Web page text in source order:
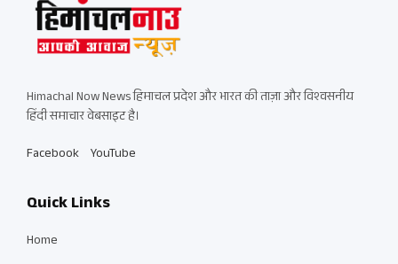
Himachal Now News हिमाचल प्रदेश और भारत की ताज़ा और विश्वसनीय
हिंदी समाचार वेबसाइट है।
Facebook YouTube
Quick Links
Home